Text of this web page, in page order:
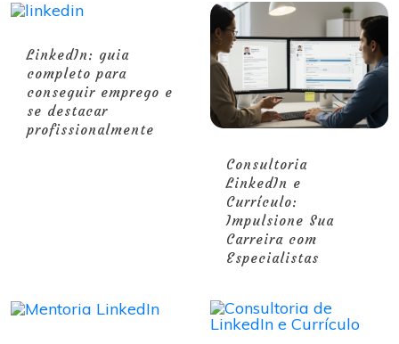
LinkedIn: guia
completo para
conseguir emprego e
se destacar
profissionalmente
Consultoria
LinkedIn e
Currículo:
Impulsione Sua
Carreira com
Especialistas